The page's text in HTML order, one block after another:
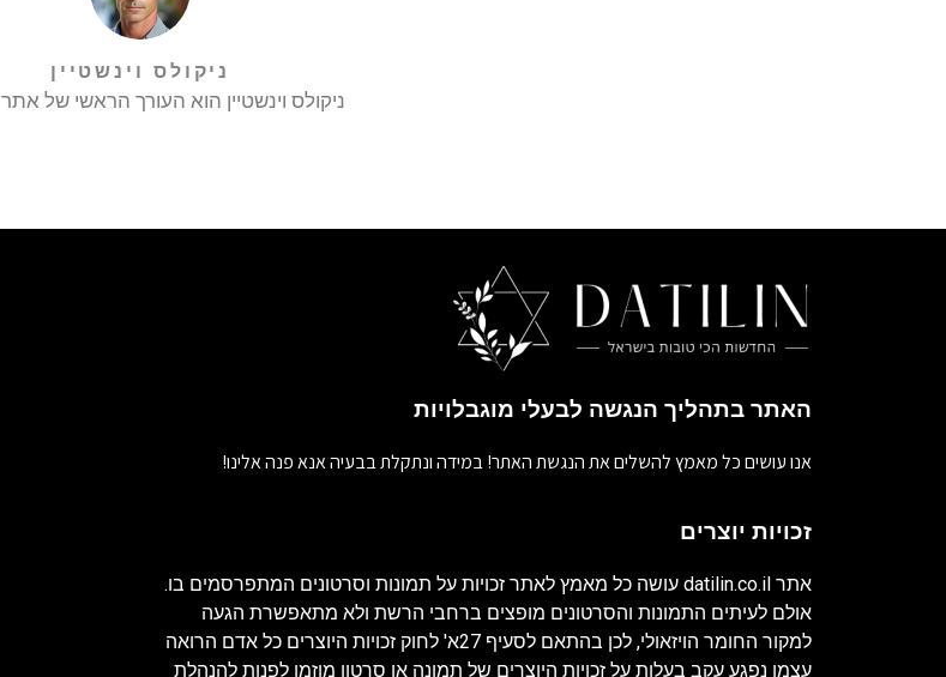
ניקולס וינשטיין
ניקולס וינשטיין הוא העורך הראשי של אתר Datilin.
האתר בתהליך הנגשה לבעלי מוגבלויות
אנו עושים כל מאמץ להשלים את הנגשת האתר! במידה ונתקלת בבעיה אנא פנה אלינו!
זכויות יוצרים
אתר datilin.co.il עושה כל מאמץ לאתר זכויות על תמונות וסרטונים המתפרסמים בו.
אולם לעיתים התמונות והסרטונים מופצים ברחבי הרשת ולא מתאפשרת הגעה
למקור החומר הויזאולי, לכן בהתאם לסעיף 27א' לחוק זכויות היוצרים כל אדם הרואה
עצמו נפגע עקב בעלות על זכויות היוצרים של תמונה או סרטון מוזמן לפנות להנהלת